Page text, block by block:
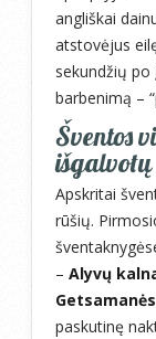
angliškai
atstovėjus
sekundžių
barbenimą –
Šventos
išgalvotų
Apskritai
rūšių.
– Alyvų
paskutinę